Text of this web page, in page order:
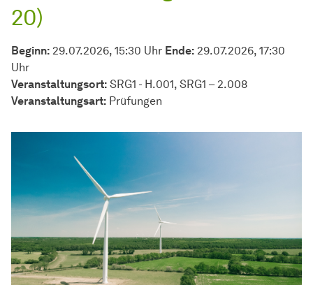
20)
Beginn: 29.07.2026, 15:30 Uhr Ende: 29.07.2026, 17:30
Uhr
Veranstaltungsort: SRG1 - H.001, SRG1 – 2.008
Veran­stal­tungs­art: Prüfungen